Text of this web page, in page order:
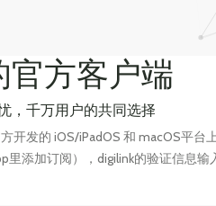
官方客户端
，千万用户的共同选择
开发的 iOS/iPadOS 和 macOS平
里添加订阅），digilink的验证信息输